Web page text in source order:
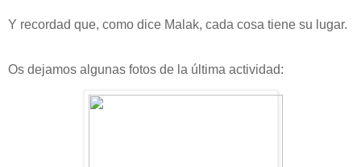
Y recordad que, como dice Malak, cada cosa tiene su lugar.
Os dejamos algunas fotos de la última actividad: